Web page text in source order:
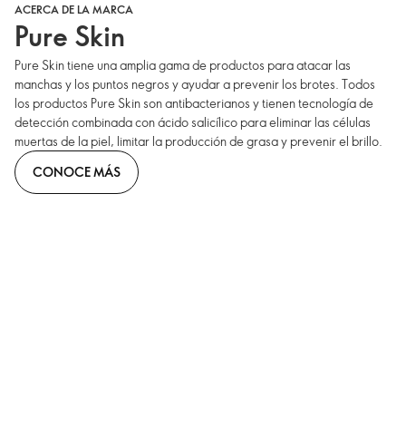
ACERCA DE LA MARCA
Pure Skin
Pure Skin tiene una amplia gama de productos para atacar las
manchas y los puntos negros y ayudar a prevenir los brotes. Todos
los productos Pure Skin son antibacterianos y tienen tecnología de
detección combinada con ácido salicílico para eliminar las células
muertas de la piel, limitar la producción de grasa y prevenir el brillo.
CONOCE MÁS